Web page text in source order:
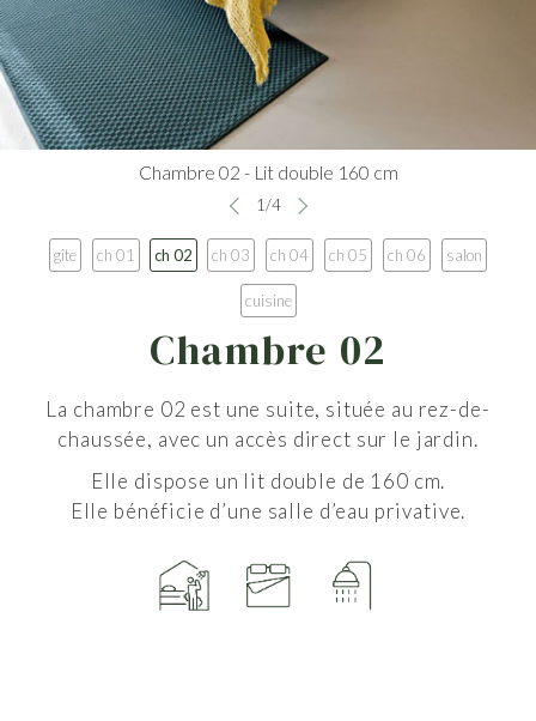
Chambre 02 - Lit double 160 cm
1/4
gîte ch 01 ch 02 ch 03 ch 04 ch 05 ch 06 salon
cuisine
Chambre 02
La chambre 02 est une suite, située au rez-de-
chaussée, avec un accès direct sur le jardin.
Elle dispose un lit double de 160 cm.
Elle bénéficie d’une salle d’eau privative.